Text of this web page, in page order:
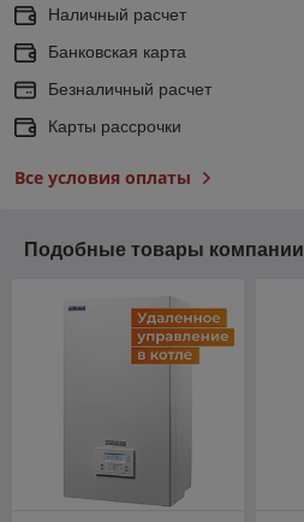
Наличный расчет
Банковская карта
Безналичный расчет
Карты рассрочки
Все условия оплаты
Подобные товары компании